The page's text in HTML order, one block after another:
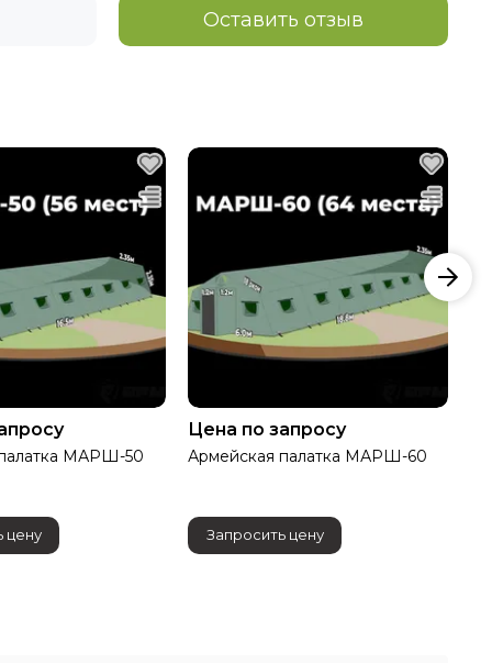
Оставить отзыв
МАРШ-50
цену
Цена по запросу
Армейская палатка МАРШ-60
Запросить цену